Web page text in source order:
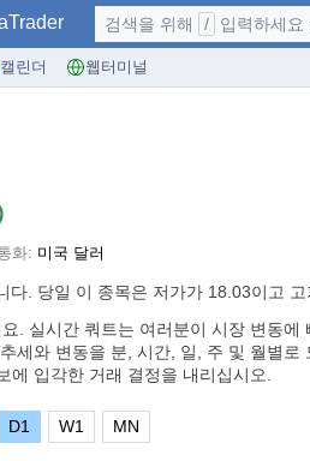
캘린더 웹터미널
검색을 위해 / 입력하세요 :
화: 미국 달러
다. 당일 이 종목은 저가가 18.03이고
. 실시간 쿼트는 여러분이 시장 변동에
세와 변동을 분, 시간, 일, 주 및 월별로
입각한 거래 결정을 내리십시오.
D1 W1 MN